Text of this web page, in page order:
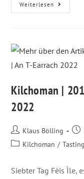
Weiterlesen
Kilchoman |
2022
Klaus Bölling
Kilchoman /
Siebter Tag Fèis Ìle,